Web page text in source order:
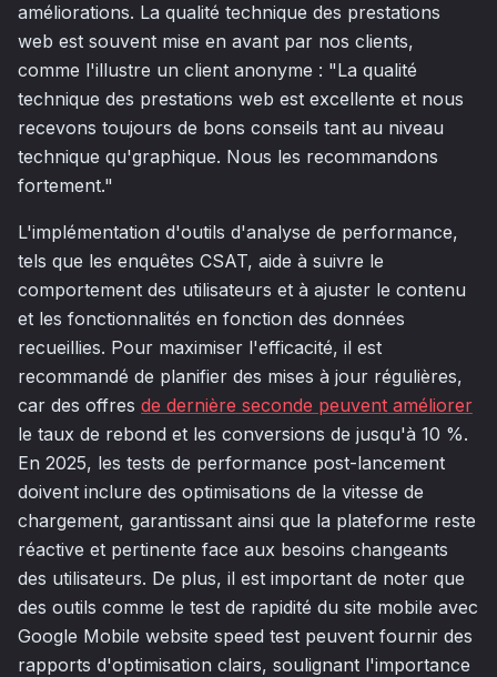
améliorations. La qualité technique des prestations
web est souvent mise en avant par nos clients,
comme l'illustre un client anonyme : "La qualité
technique des prestations web est excellente et nous
recevons toujours de bons conseils tant au niveau
technique qu'graphique. Nous les recommandons
fortement."
L'implémentation d'outils d'analyse de performance,
tels que les enquêtes CSAT, aide à suivre le
comportement des utilisateurs et à ajuster le contenu
et les fonctionnalités en fonction des données
recueillies. Pour maximiser l'efficacité, il est
recommandé de planifier des mises à jour régulières,
car des offres de dernière seconde peuvent améliorer
le taux de rebond et les conversions de jusqu'à 10 %.
En 2025, les tests de performance post-lancement
doivent inclure des optimisations de la vitesse de
chargement, garantissant ainsi que la plateforme reste
réactive et pertinente face aux besoins changeants
des utilisateurs. De plus, il est important de noter que
des outils comme le test de rapidité du site mobile avec
Google Mobile website speed test peuvent fournir des
rapports d'optimisation clairs, soulignant l'importance